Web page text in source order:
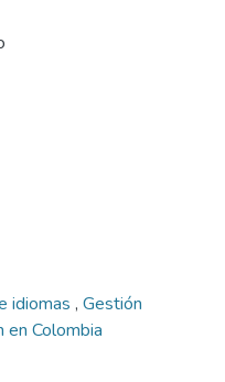
idiomas , Gestión
en Colombia